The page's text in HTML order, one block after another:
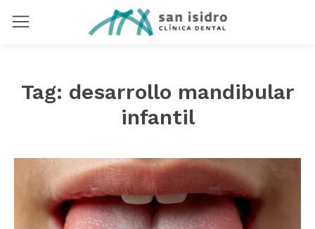
Tag: desarrollo mandibular
infantil